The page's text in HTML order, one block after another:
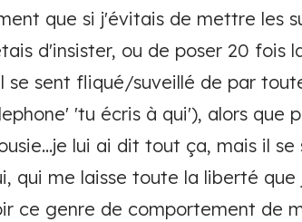
que si j'évitais de mettre les
d'insister, ou de poser 20 fois
se sent fliqué/suveillé de par
'tu écris à qui'), alors que
lui ai dit tout ça, mais il
qui me laisse toute la liberté que
ce genre de comportement de